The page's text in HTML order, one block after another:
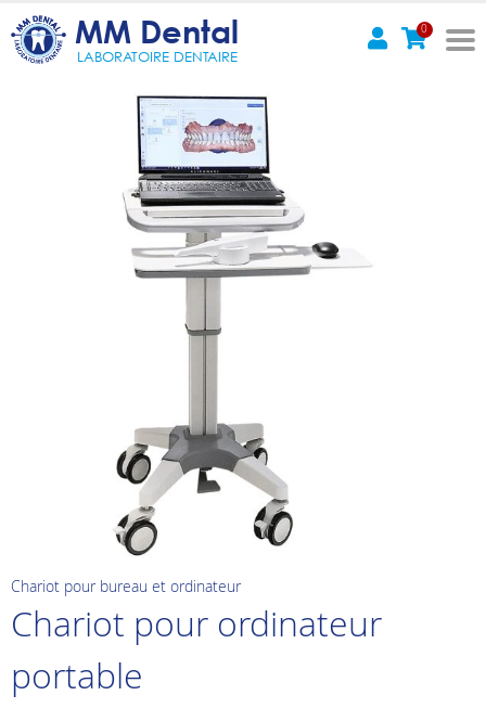
MM Dental
LABORATOIRE DENTAIRE
0
Chariot pour bureau et ordinateur
Chariot pour ordinateur
portable